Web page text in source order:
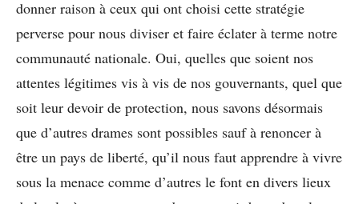
donner raison à ceux qui ont choisi cette stratégie
perverse pour nous diviser et faire éclater à terme notre
communauté nationale. Oui, quelles que soient nos
attentes légitimes vis à vis de nos gouvernants, quel que
soit leur devoir de protection, nous savons désormais
que d’autres drames sont possibles sauf à renoncer à
être un pays de liberté, qu’il nous faut apprendre à vivre
sous la menace comme d’autres le font en divers lieux